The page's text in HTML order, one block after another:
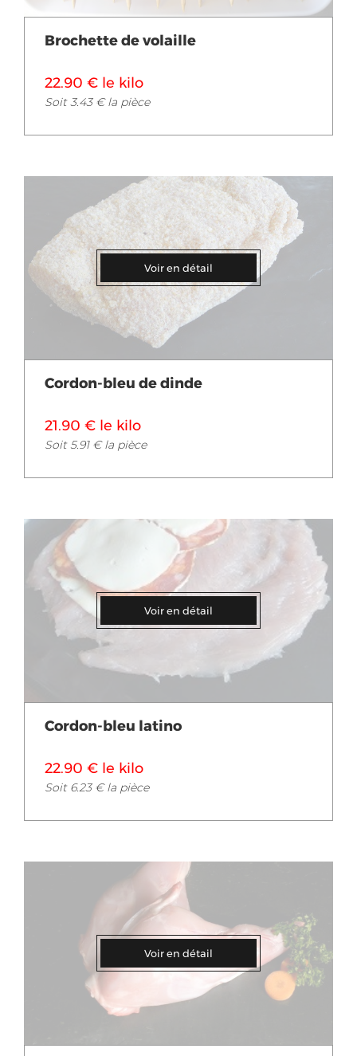
Brochette de volaille
22.90 € le kilo
Soit 3.43 € la pièce
Voir en détail
Cordon-bleu de dinde
21.90 € le kilo
Soit 5.91 € la pièce
Voir en détail
Cordon-bleu latino
22.90 € le kilo
Soit 6.23 € la pièce
Voir en détail